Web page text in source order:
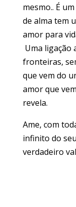
mesmo.. É
de alma tem
amor para
Uma ligação
fronteiras,
que vem do
amor que
revela.
Ame, com
infinito do
verdadeiro